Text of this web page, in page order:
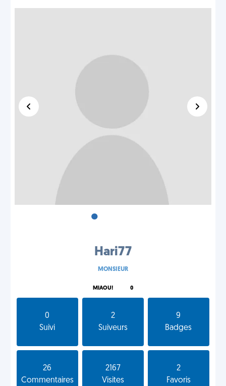
•
Hari77
MONSIEUR
MIAOU! 0
0
Suivi
2
Suiveurs
9
Badges
26
Commentaires
2167
Visites
2
Favoris